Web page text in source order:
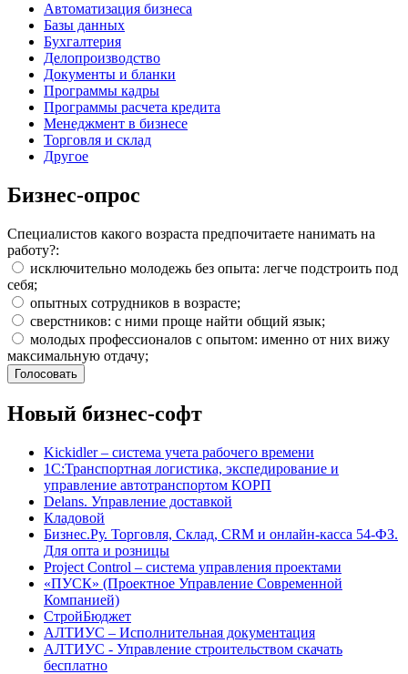
Автоматизация бизнеса
Базы данных
Бухгалтерия
Делопроизводство
Документы и бланки
Программы кадры
Программы расчета кредита
Менеджмент в бизнесе
Торговля и склад
Другое
Бизнес-опрос
Специалистов какого возраста предпочитаете нанимать на
работу?:
исключительно молодежь без опыта: легче подстроить под
себя;
опытных сотрудников в возрасте;
сверстников: с ними проще найти общий язык;
молодых профессионалов с опытом: именно от них вижу
максимальную отдачу;
Новый бизнес-софт
Kickidler – система учета рабочего времени
1С:Транспортная логистика, экспедирование и
управление автотранспортом КОРП
Delans. Управление доставкой
Кладовой
Бизнес.Ру. Торговля, Склад, CRM и онлайн-касса 54-ФЗ.
Для опта и розницы
Project Сontrol – система управления проектами
«ПУСК» (Проектное Управление Современной
Компанией)
СтройБюджет
АЛТИУС – Исполнительная документация
АЛТИУС - Управление строительством скачать
бесплатно